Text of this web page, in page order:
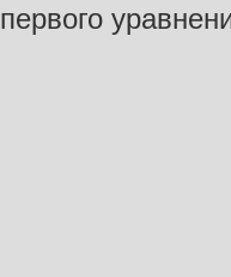
первого